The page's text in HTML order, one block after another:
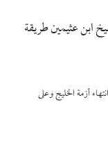
ابن عثيمين طريقة
أزمة الخليج وعلى